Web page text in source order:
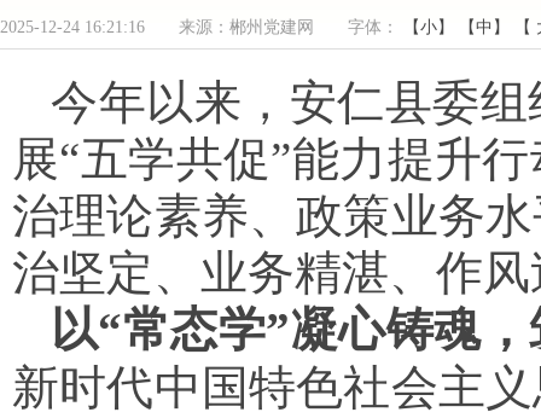
2025-12-24 16:21:16 来源：郴州党建网 字体： 【小】 【中】 【
今年以来，安仁县委
展“五学共促”能力提升
治理论素养、政策业务
治坚定、业务精湛、作
以“常态学”凝心铸魂
新时代中国特色社会主